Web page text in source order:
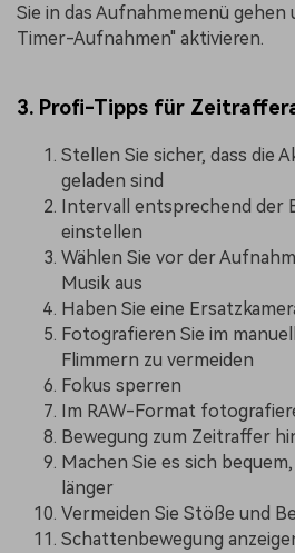
Sie in das Aufnahmemenü
Timer-Aufnahmen" aktivieren.
3. Profi-Tipps für
Stellen Sie sicher, dass die
geladen sind
Intervall entsprechend der
einstellen
Wählen Sie vor der
Musik aus
Haben Sie eine
Fotografieren Sie im
Flimmern zu vermeiden
Fokus sperren
Im RAW-Format
Bewegung zum Zeitraffer
Machen Sie es sich
länger
Vermeiden Sie Stöße und
Schattenbewegung